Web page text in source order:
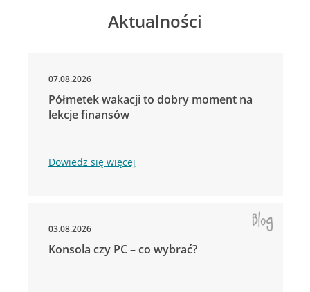
Aktualności
07.08.2026
Półmetek wakacji to dobry moment na
lekcje finansów
Dowiedz się więcej
03.08.2026
Konsola czy PC – co wybrać?